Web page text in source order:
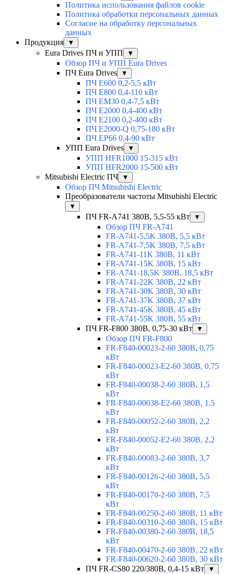
Политика использования файлов cookie
Политика обработки персональных данных
Согласие на обработку персональных
данных
Продукция
▼
Eura Drives ПЧ и УПП ▼
Обзор ПЧ и УПП Eura Drives
ПЧ Eura Drives
▼
ПЧ E600 0,2-5,5 кВт
ПЧ E800 0,4-110 кВт
ПЧ EM30 0,4-7,5 кВт
ПЧ E2000 0,4-400 кВт
ПЧ E2100 0,2-400 кВт
ПЧ E2000-Q 0,75-180 кВт
ПЧ EP66 0,4-90 кВт
УПП Eura Drives
▼
УПП HFR1000 15-315 кВт
УПП HFR2000 15-500 кВт
Mitsubishi Electric ПЧ
▼
Обзор ПЧ Mitsubishi Electric
Преобразователи частоты Mitsubishi Electric
▼
ПЧ FR-A741 380В, 5,5-55 кВт ▼
Обзор ПЧ FR-A741
FR-A741-5,5K 380В, 5,5 кВт
FR-A741-7,5K 380В, 7,5 кВт
FR-A741-11K 380В, 11 кВт
FR-A741-15K 380В, 15 кВт
FR-A741-18,5K 380В, 18,5 кВт
FR-A741-22K 380В, 22 кВт
FR-A741-30K 380В, 30 кВт
FR-A741-37K 380В, 37 кВт
FR-A741-45K 380В, 45 кВт
FR-A741-55K 380В, 55 кВт
ПЧ FR-F800 380В, 0,75-30 кВт
▼
Обзор ПЧ FR-F800
FR-F840-00023-2-60 380В, 0,75
кВт
FR-F840-00023-E2-60 380В, 0,75
кВт
FR-F840-00038-2-60 380В, 1,5
кВт
FR-F840-00038-E2-60 380В, 1,5
кВт
FR-F840-00052-2-60 380В, 2,2
кВт
FR-F840-00052-E2-60 380В, 2,2
кВт
FR-F840-00083-2-60 380В, 3,7
кВт
FR-F840-00126-2-60 380В, 5,5
кВт
FR-F840-00170-2-60 380В, 7,5
кВт
FR-F840-00250-2-60 380В, 11 кВт
FR-F840-00310-2-60 380В, 15 кВт
FR-F840-00380-2-60 380В, 18,5
кВт
FR-F840-00470-2-60 380В, 22 кВт
FR-F840-00620-2-60 380В, 30 кВт
ПЧ FR-CS80 220/380В, 0,4-15 кВт
▼